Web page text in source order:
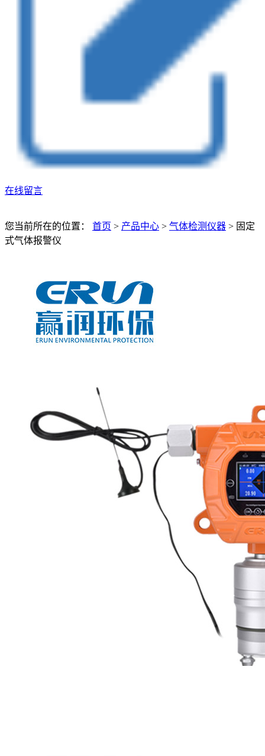
在线留言
您当前所在的位置： 首页 > 产品中心 > 气体检测仪器 > 固定
式气体报警仪